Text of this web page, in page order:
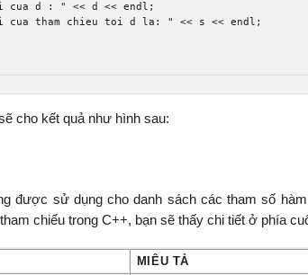
cua d : " << d << endl ;
cua tham chieu toi d la: " << s << endl ;
cho kết quả như hình sau:
được sử dụng cho danh sách các tham số
chiếu trong C++, bạn sẽ thấy chi tiết ở phía
MIÊU TẢ